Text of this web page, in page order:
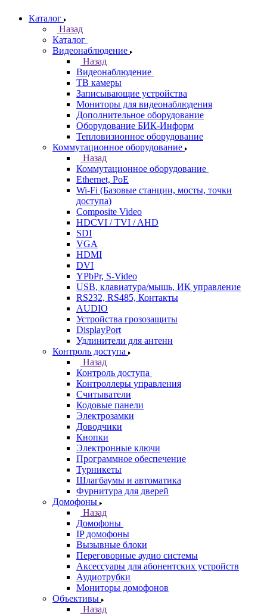
Каталог
Назад
Каталог
Видеонаблюдение
Назад
Видеонаблюдение
ТВ камеры
Записывающие устройства
Мониторы для видеонаблюдения
Дополнительное оборудование
Оборудование БИК-Информ
Тепловизионное оборудование
Коммутационное оборудование
Назад
Коммутационное оборудование
Ethernet, PoE
Wi-Fi (Базовые станции, мосты, точки
доступа)
Composite Video
HDCVI / TVI / AHD
SDI
VGA
HDMI
DVI
YPbPr, S-Video
USB, клавиатура/мышь, ИК управление
RS232, RS485, Контакты
AUDIO
Устройства грозозащиты
DisplayPort
Удлинители для антенн
Контроль доступа
Назад
Контроль доступа
Контроллеры управления
Считыватели
Кодовые панели
Электрозамки
Доводчики
Кнопки
Электронные ключи
Программное обеспечение
Турникеты
Шлагбаумы и автоматика
Фурнитура для дверей
Домофоны
Назад
Домофоны
IP домофоны
Вызывные блоки
Переговорные аудио системы
Аксессуары для абонентских устройств
Аудиотрубки
Мониторы домофонов
Объективы
Назад